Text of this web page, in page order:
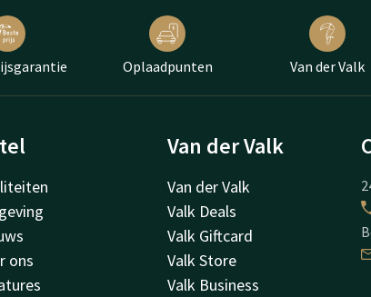
Oplaadpunten Van der Valk
ons
Van der Valk
Van der Valk
Valk Deals
Valk Giftcard
Valk Store
Valk Business